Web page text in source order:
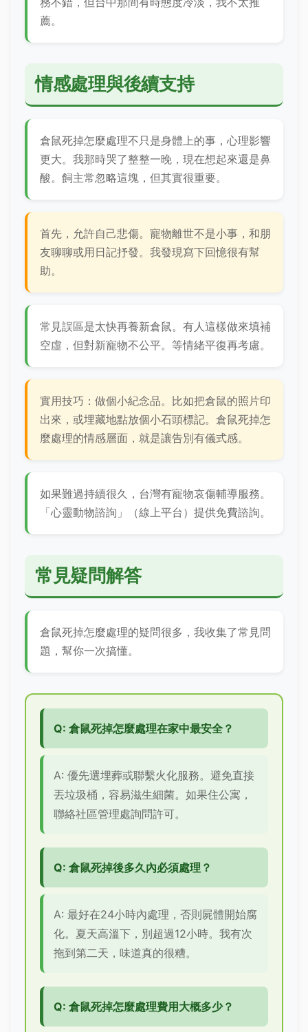
薦。
情感處理與後續支持
倉鼠死掉怎麼處理不只是身體上的事，心理影響
更大。我那時哭了整整一晚，現在想起來還是鼻
酸。飼主常忽略這塊，但其實很重要。
首先，允許自己悲傷。寵物離世不是小事，和朋
友聊聊或用日記抒發。我發現寫下回憶很有幫
助。
常見誤區是太快再養新倉鼠。有人這樣做來填補
空虛，但對新寵物不公平。等情緒平復再考慮。
實用技巧：做個小紀念品。比如把倉鼠的照片印
出來，或埋藏地點放個小石頭標記。倉鼠死掉怎
麼處理的情感層面，就是讓告別有儀式感。
如果難過持續很久，台灣有寵物哀傷輔導服務。
「心靈動物諮詢」（線上平台）提供免費諮詢。
常見疑問解答
倉鼠死掉怎麼處理的疑問很多，我收集了常見問
題，幫你一次搞懂。
Q: 倉鼠死掉怎麼處理在家中最安全？
A: 優先選埋葬或聯繫火化服務。避免直接
丟垃圾桶，容易滋生細菌。如果住公寓，
聯絡社區管理處詢問許可。
Q: 倉鼠死掉後多久內必須處理？
A: 最好在24小時內處理，否則屍體開始腐
化。夏天高溫下，別超過12小時。我有次
拖到第二天，味道真的很糟。
Q: 倉鼠死掉怎麼處理費用大概多少？